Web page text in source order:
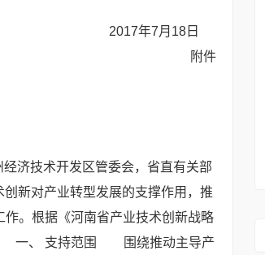
2017年7月18日
附件
济技术开发区管委会，省直有关部
新对产业转型发展的支撑作用，推
。根据《河南省产业技术创新战略
一、 支持范围
围绕推动主导产